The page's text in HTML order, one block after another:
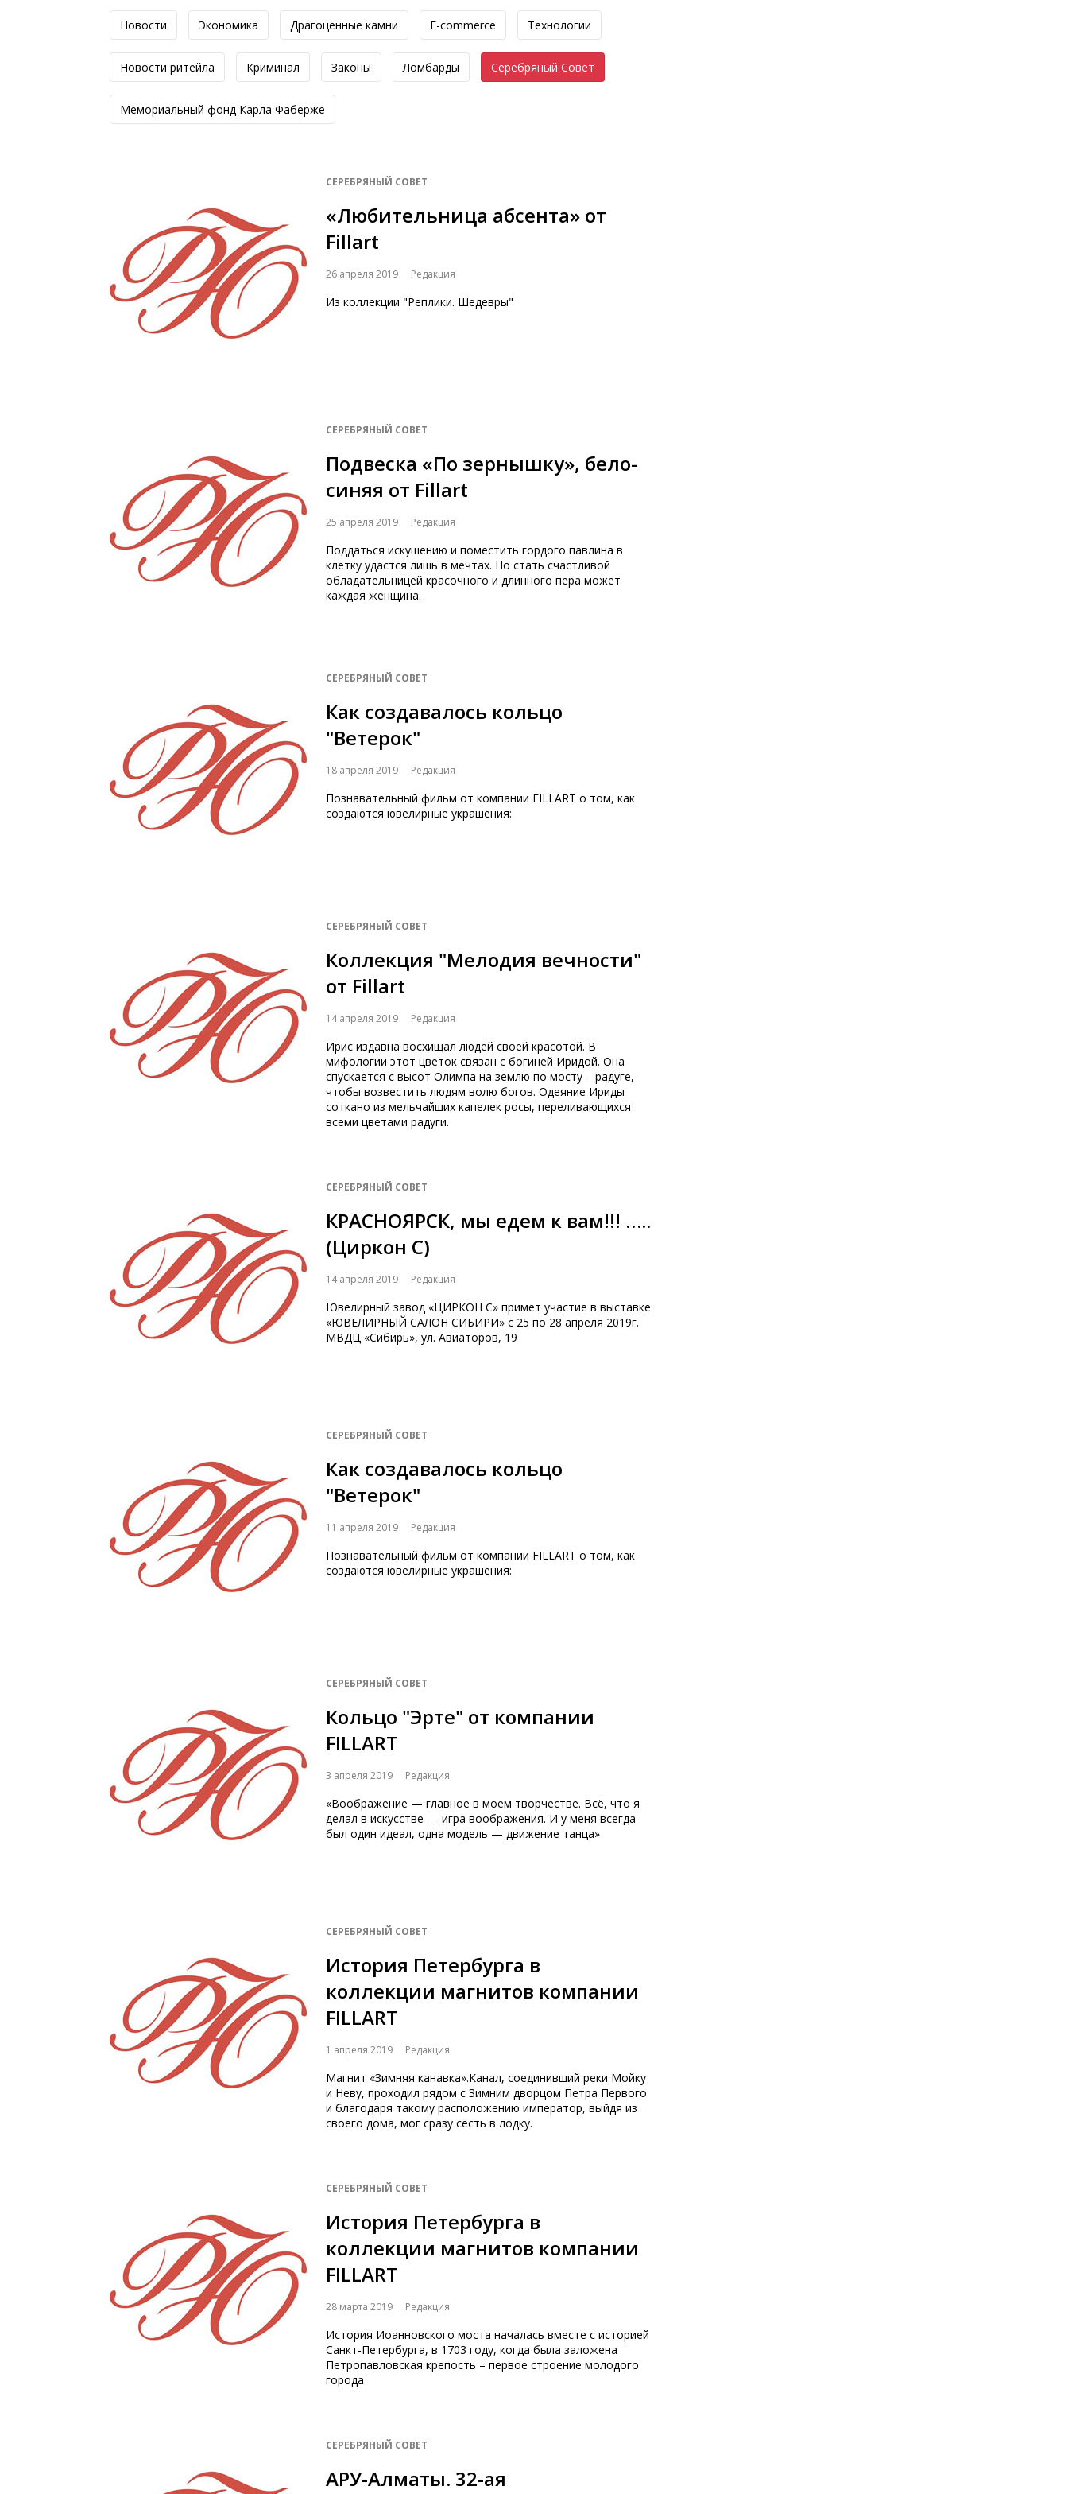
Новости Экономика Драгоценные камни E-commerce Технологии
Новоcти ритейла Криминал Законы Ломбарды Серебряный Совет
Мемориальный фонд Карла Фаберже
СЕРЕБРЯНЫЙ СОВЕТ
«Любительница абсента» от
Fillart
26 апреля 2019 Редакция
Из коллекции "Реплики. Шедевры"
СЕРЕБРЯНЫЙ СОВЕТ
Подвеска «По зернышку», бело-
синяя от Fillart
25 апреля 2019 Редакция
Поддаться искушению и поместить гордого павлина в
клетку удастся лишь в мечтах. Но стать счастливой
обладательницей красочного и длинного пера может
каждая женщина.
СЕРЕБРЯНЫЙ СОВЕТ
Как создавалось кольцо
"Ветерок"
18 апреля 2019 Редакция
Познавательный фильм от компании FILLART о том, как
создаются ювелирные украшения:
СЕРЕБРЯНЫЙ СОВЕТ
Коллекция "Мелодия вечности"
от Fillart
14 апреля 2019 Редакция
Ирис издавна восхищал людей своей красотой. В
мифологии этот цветок связан с богиней Иридой. Она
спускается с высот Олимпа на землю по мосту – радуге,
чтобы возвестить людям волю богов. Одеяние Ириды
соткано из мельчайших капелек росы, переливающихся
всеми цветами радуги.
СЕРЕБРЯНЫЙ СОВЕТ
КРАСНОЯРСК, мы едем к вам!!! …..
(Циркон С)
14 апреля 2019 Редакция
Ювелирный завод «ЦИРКОН С» примет участие в выставке
«ЮВЕЛИРНЫЙ САЛОН СИБИРИ» с 25 по 28 апреля 2019г.
МВДЦ «Сибирь», ул. Авиаторов, 19
СЕРЕБРЯНЫЙ СОВЕТ
Как создавалось кольцо
"Ветерок"
11 апреля 2019 Редакция
Познавательный фильм от компании FILLART о том, как
создаются ювелирные украшения:
СЕРЕБРЯНЫЙ СОВЕТ
Кольцо "Эрте" от компании
FILLART
3 апреля 2019 Редакция
«Воображение — главное в моем творчестве. Всё, что я
делал в искусстве — игра воображения. И у меня всегда
был один идеал, одна модель — движение танца»
СЕРЕБРЯНЫЙ СОВЕТ
История Петербурга в
коллекции магнитов компании
FILLART
1 апреля 2019 Редакция
Магнит «Зимняя канавка».Канал, соединивший реки Мойку
и Неву, проходил рядом с Зимним дворцом Петра Первого
и благодаря такому расположению император, выйдя из
своего дома, мог сразу сесть в лодку.
СЕРЕБРЯНЫЙ СОВЕТ
История Петербурга в
коллекции магнитов компании
FILLART
28 марта 2019 Редакция
История Иоанновского моста началась вместе с историей
Санкт-Петербурга, в 1703 году, когда была заложена
Петропавловская крепость – первое строение молодого
города
СЕРЕБРЯНЫЙ СОВЕТ
АРУ-Алматы. 32-ая